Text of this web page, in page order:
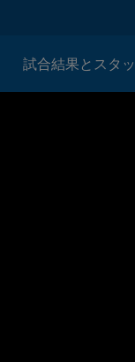
試合結果とスタ